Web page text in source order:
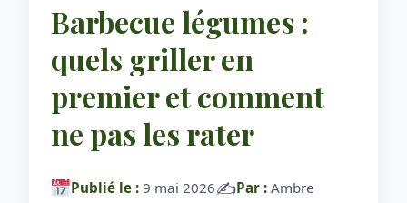
Barbecue légumes :
quels griller en
premier et comment
ne pas les rater
Publié le :9 mai 2026✍️Par :Ambre